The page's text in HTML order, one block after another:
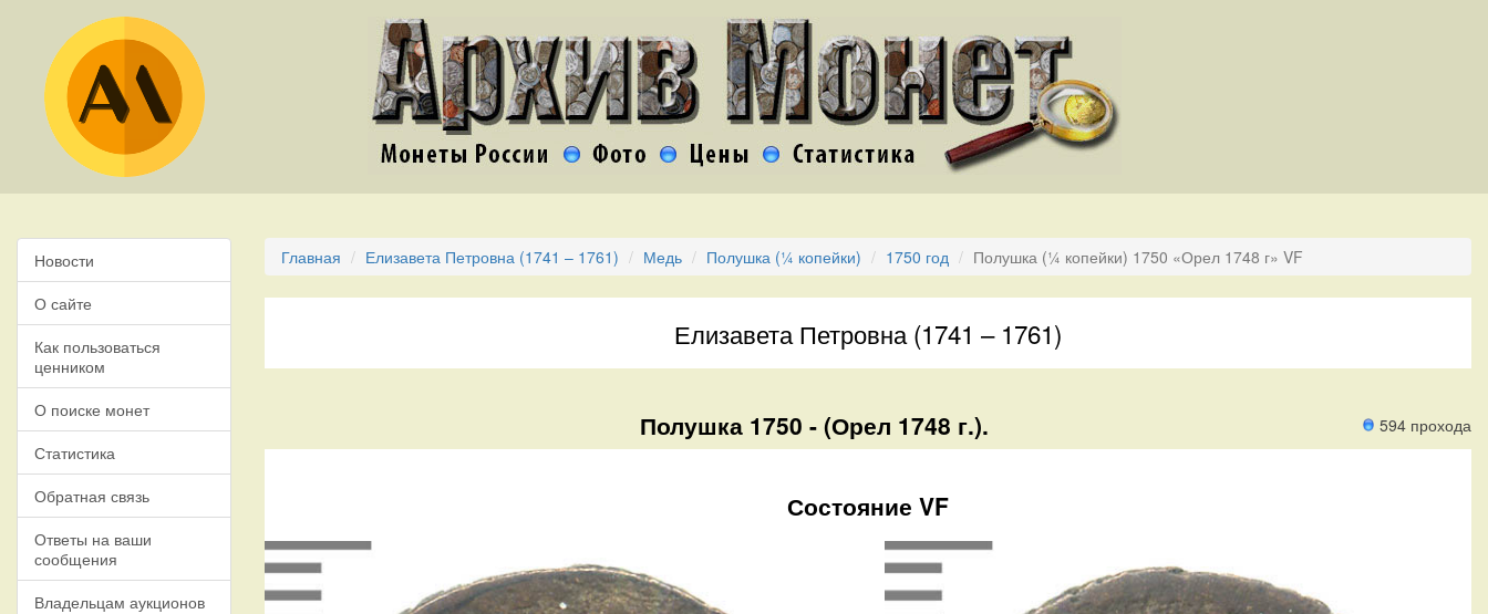
Новости
О сайте
Как пользоваться
ценником
О поиске монет
Статистика
Обратная связь
Ответы на ваши
сообщения
Владельцам аукционов
Главная Елизавета Петровна (1741 – 1761) Медь Полушка (¼ копейки) 1750 год Полушка (¼ копейки) 1750 «Орел 1748 г» VF
Елизавета Петровна (1741 – 1761)
594 прохода
Полушка 1750 - (Орел 1748 г.).
Состояние VF